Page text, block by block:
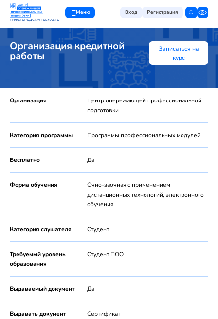
НИЖЕГОРОДСКАЯ ОБЛАСТЬ
Меню Вход Регистрация
Организация кредитной
работы
Записаться на
курс
Организация
Центр опережающей профессиональной
подготовки
Категория программы Программы профессиональных модулей
Бесплатно Да
Форма обучения
Очно-заочная с применением
дистанционных технологий, электронного
обучения
Категория слушателя Студент
Требуемый уровень
образования
Студент ПОО
Выдаваемый документ Да
Выдавать документ
Сертификат